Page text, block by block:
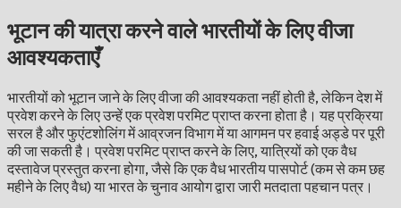
भूटान की यात्रा करने वाले भारतीयों के लिए वीजा
आवश्यकताएँ
भारतीयों को भूटान जाने के लिए वीजा की आवश्यकता नहीं होती है, लेकिन देश में
प्रवेश करने के लिए उन्हें एक प्रवेश परमिट प्राप्त करना होता है। यह प्रक्रिया
सरल है और फुएंटशोलिंग में आव्रजन विभाग में या आगमन पर हवाई अड्डे पर पूरी
की जा सकती है। प्रवेश परमिट प्राप्त करने के लिए, यात्रियों को एक वैध
दस्तावेज प्रस्तुत करना होगा, जैसे कि एक वैध भारतीय पासपोर्ट (कम से कम छह
महीने के लिए वैध) या भारत के चुनाव आयोग द्वारा जारी मतदाता पहचान पत्र।